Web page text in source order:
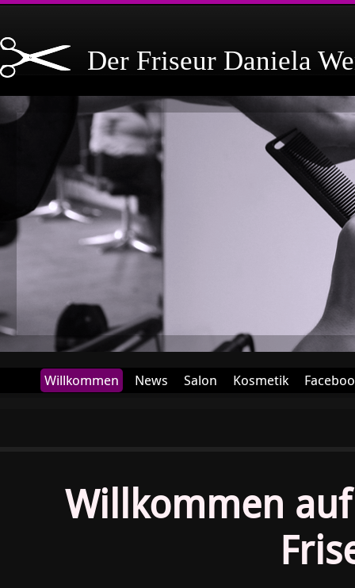
Der Friseur Daniela
Willkommen News Salon Kosmetik
Willkommen